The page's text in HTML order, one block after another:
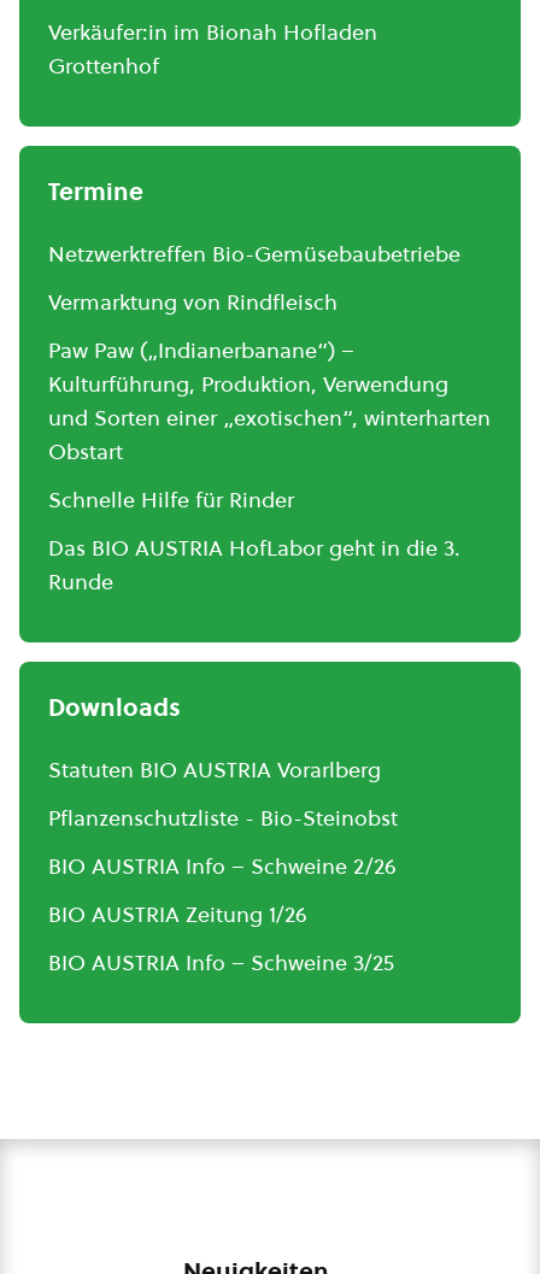
Verkäufer:in im Bionah Hofladen
Grottenhof
Termine
Netzwerktreffen Bio-Gemüsebaubetriebe
Vermarktung von Rindfleisch
Paw Paw („Indianerbanane“) –
Kulturführung, Produktion, Verwendung
und Sorten einer „exotischen“, winterharten
Obstart
Schnelle Hilfe für Rinder
Das BIO AUSTRIA HofLabor geht in die 3.
Runde
Downloads
Statuten BIO AUSTRIA Vorarlberg
Pflanzenschutzliste - Bio-Steinobst
BIO AUSTRIA Info – Schweine 2/26
BIO AUSTRIA Zeitung 1/26
BIO AUSTRIA Info – Schweine 3/25